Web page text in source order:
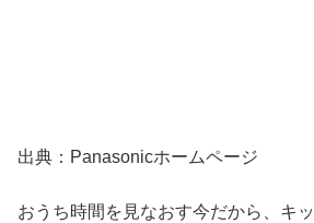
出典：Panasonicホームページ
おうち時間を見なおす今だから、キ